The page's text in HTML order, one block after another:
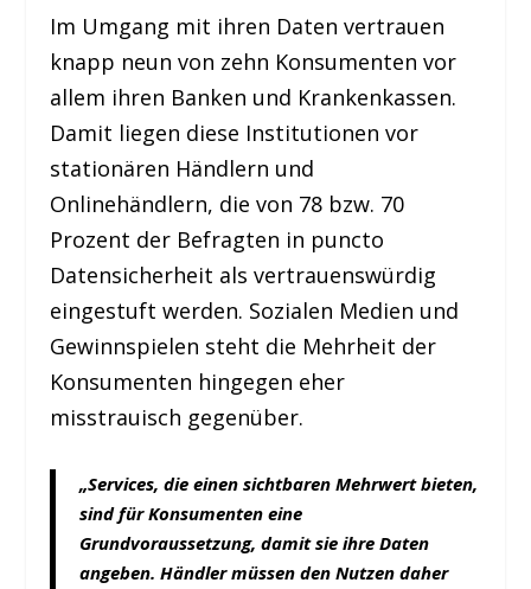
Im Umgang mit ihren Daten vertrauen
knapp neun von zehn Konsumenten vor
allem ihren Banken und Krankenkassen.
Damit liegen diese Institutionen vor
stationären Händlern und
Onlinehändlern, die von 78 bzw. 70
Prozent der Befragten in puncto
Datensicherheit als vertrauenswürdig
eingestuft werden. Sozialen Medien und
Gewinnspielen steht die Mehrheit der
Konsumenten hingegen eher
misstrauisch gegenüber.
„Services, die einen sichtbaren Mehrwert bieten,
sind für Konsumenten eine
Grundvoraussetzung, damit sie ihre Daten
angeben. Händler müssen den Nutzen daher